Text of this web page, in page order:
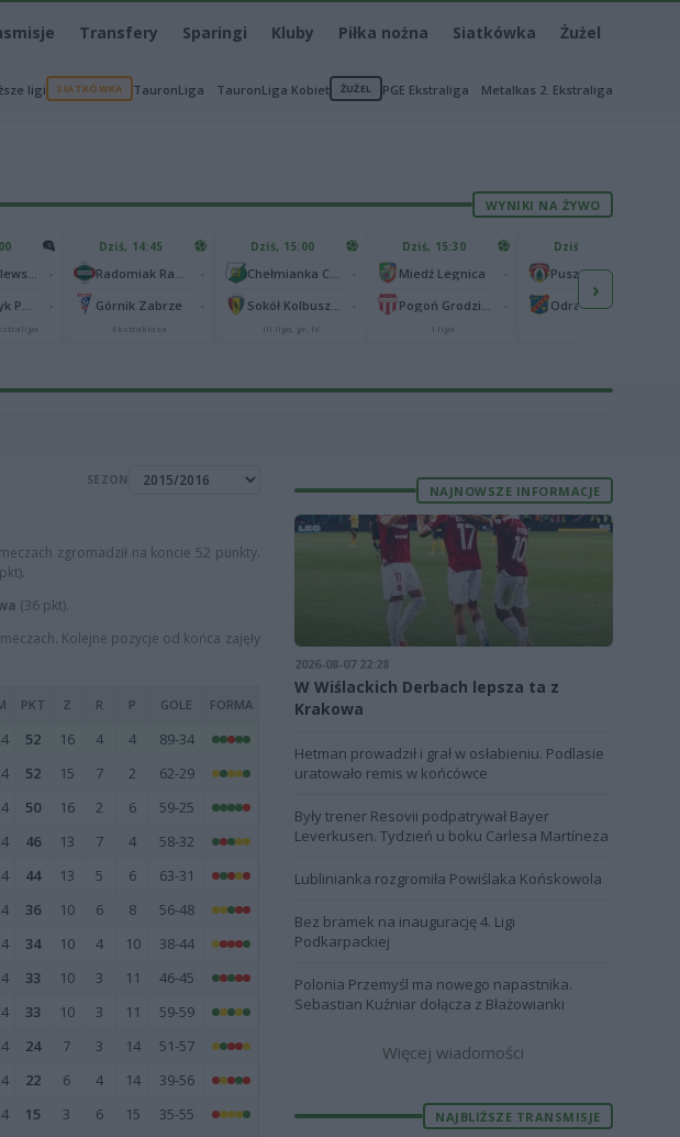
Transfery Sparingi Kluby Piłka nożna Siatkówka Żużel
ligi SIATKÓWKA TauronLiga TauronLiga Kobiet ŻUŻEL PGE Ekstraliga Metalkas 2. Ekstraliga
WYNIKI NA ŻYWO
Dziś, 14:45
Górnik Zabrze
Ekstraklasa
Dziś, 15:00
III liga, gr. IV
Dziś, 15:30
Miedź Legnica
I liga
Dziś, 15:30
Odra Opole
›
SEZON
zgromadził na koncie 52 punkty.
(36 pkt).
Kolejne pozycje od końca zajęły
PKT Z R P GOLE FORMA
52 16 4 4 89-34
52 15 7 2 62-29
50 16 2 6 59-25
46 13 7 4 58-32
44 13 5 6 63-31
36 10 6 8 56-48
34 10 4 10 38-44
33 10 3 11 46-45
33 10 3 11 59-59
24 7 3 14 51-57
22 6 4 14 39-56
15 3 6 15 35-55
NAJNOWSZE INFORMACJE
2026-08-07 22:28
W Wiślackich Derbach lepsza ta z
Krakowa
Hetman prowadził i grał w osłabieniu. Podlasie
uratowało remis w końcówce
Były trener Resovii podpatrywał Bayer
Leverkusen. Tydzień u boku Carlesa Martíneza
Lublinianka rozgromiła Powiślaka Końskowola
Bez bramek na inaugurację 4. Ligi
Podkarpackiej
Polonia Przemyśl ma nowego napastnika.
Sebastian Kuźniar dołącza z Błażowianki
Więcej wiadomości
NAJBLIŻSZE TRANSMISJE